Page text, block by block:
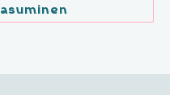
asuminen